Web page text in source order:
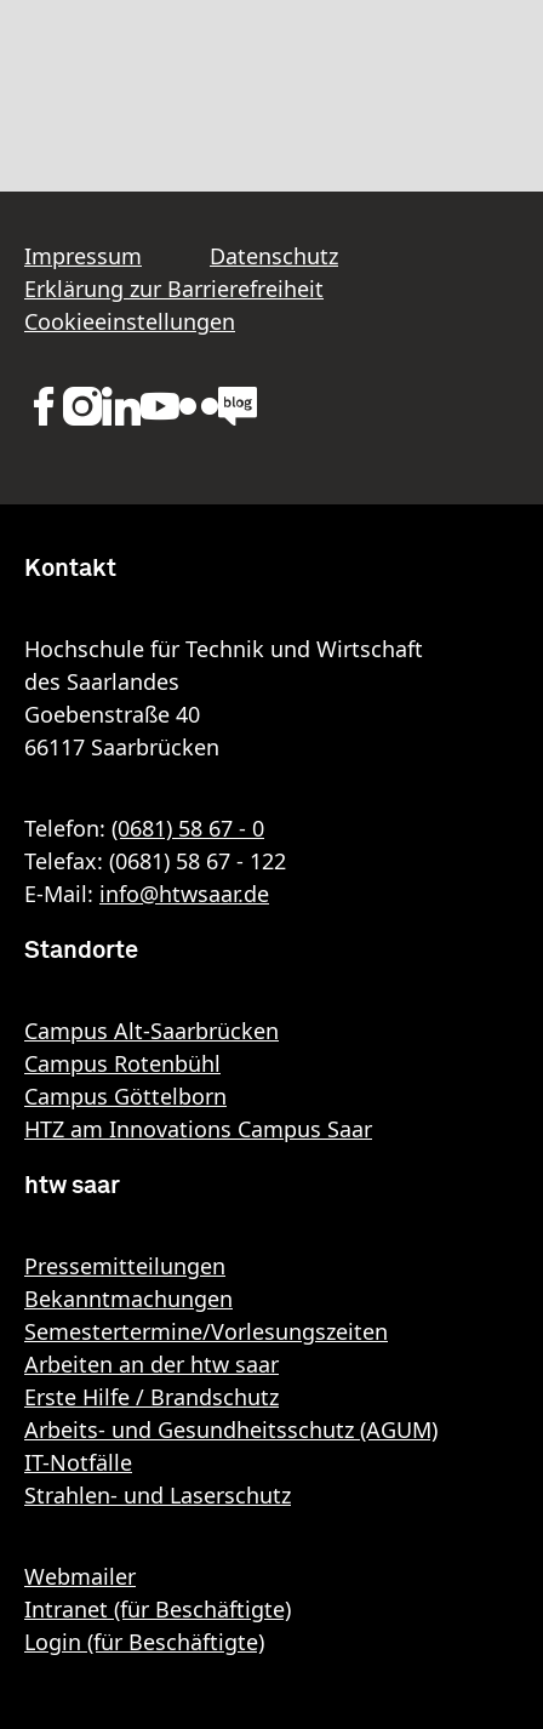
Impressum
Datenschutz
Erklärung zur Barrierefreiheit
Cookieeinstellungen
Kontakt
Hochschule für Technik und Wirtschaft
des Saarlandes
Goebenstraße 40
66117 Saarbrücken
Telefon: (0681) 58 67 - 0
Telefax: (0681) 58 67 - 122
E-Mail: info@htwsaar.de
Standorte
Campus Alt-Saarbrücken
Campus Rotenbühl
Campus Göttelborn
HTZ am Innovations Campus Saar
htw saar
Pressemitteilungen
Bekanntmachungen
Semestertermine/Vorlesungszeiten
Arbeiten an der htw saar
Erste Hilfe / Brandschutz
Arbeits- und Gesundheitsschutz (AGUM)
IT-Notfälle
Strahlen- und Laserschutz
Webmailer
Intranet (für Beschäftigte)
Login (für Beschäftigte)